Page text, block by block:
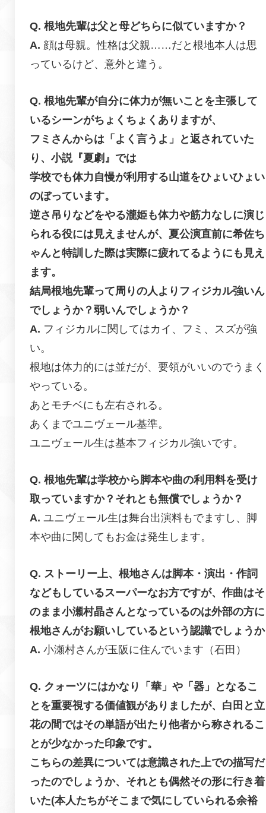
根地先輩は父と母どちらに似ていますか？
顔は母親。性格は父親……だと根地本人は思
っているけど、意外と違う。
根地先輩が自分に体力が無いことを主張して
いるシーンがちょくちょくありますが、
フミさんからは「よく言うよ」と返されていた
り、小説『夏劇』では
学校でも体力自慢が利用する山道をひょいひょい
のぼっています。
逆さ吊りなどをやる瀧姫も体力や筋力なしに演じ
られる役には見えませんが、夏公演直前に希佐ち
ゃんと特訓した際は実際に疲れてるようにも見え
ます。
結局根地先輩って周りの人よりフィジカル強いん
でしょうか？弱いんでしょうか？
フィジカルに関してはカイ、フミ、スズが強
い。
根地は体力的には並だが、要領がいいのでうまく
やっている。
あとモチベにも左右される。
あくまでユニヴェール基準。
ユニヴェール生は基本フィジカル強いです。
根地先輩は学校から脚本や曲の利用料を受け
取っていますか？それとも無償でしょうか？
ユニヴェール生は舞台出演料もでますし、脚
本や曲に関してもお金は発生します。
ストーリー上、根地さんは脚本・演出・作詞
などもしているスーパーなお方ですが、作曲はそ
のまま小瀬村晶さんとなっているのは外部の方に
根地さんがお願いしているという認識でしょうか
小瀬村さんが玉阪に住んでいます（石田）
クォーツにはかなり「華」や「器」となるこ
とを重要視する価値観がありましたが、白田と立
花の間ではその単語が出たり他者から称されるこ
とが少なかった印象です。
こちらの差異については意識された上での描写だ
ったのでしょうか、それとも偶然その形に行き着
いた(本人たちがそこまで気にしていられる余裕